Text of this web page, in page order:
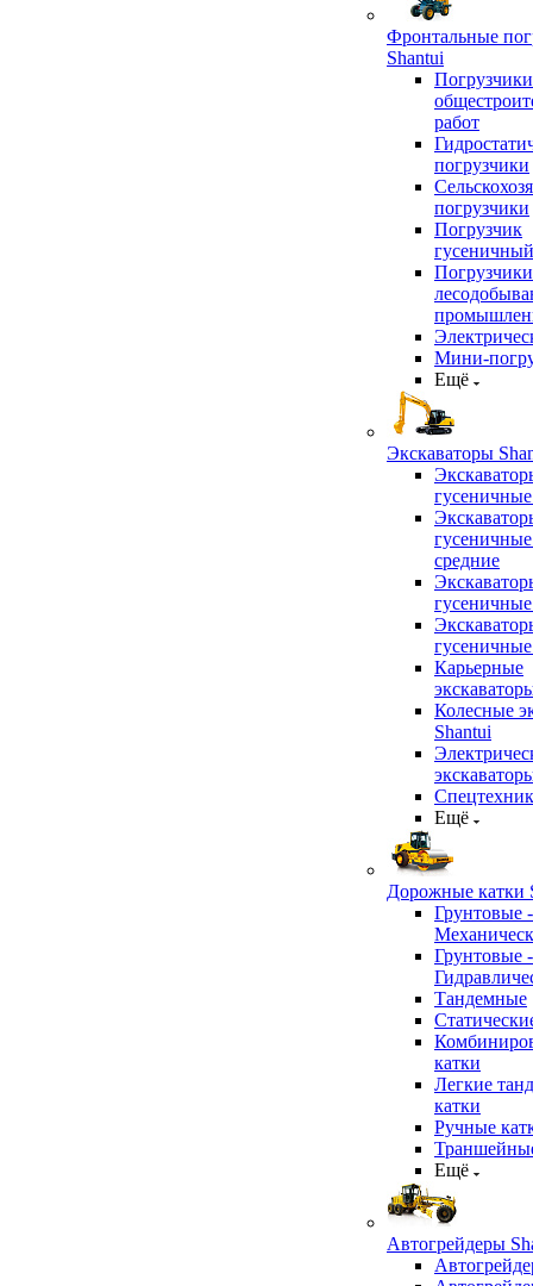
Фронтальные
Shantui
работ
погрузчики
погрузчики
Погрузчик
гусеничный
Мини-
Ещё
Экскаваторы
средние
Карьерные
Колесные
Shantui
Ещё
Дорожные катки
Грунтовые -
Грунтовые -
Тандемные
катки
Легкие
катки
Ручные
Ещё
Автогрейдеры